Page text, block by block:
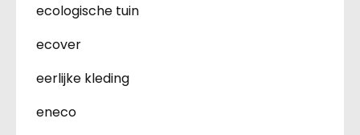
ecologische tuin
ecover
eerlijke kleding
eneco